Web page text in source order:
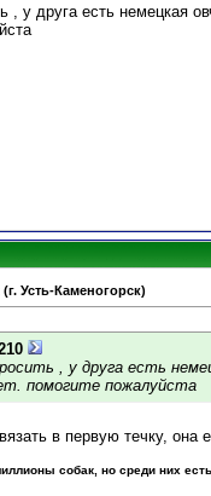
, у друга есть немецкая
Усть-Каменогорск)
, у друга есть
помогите пожалуйста
в первую течку,
собак, но среди них